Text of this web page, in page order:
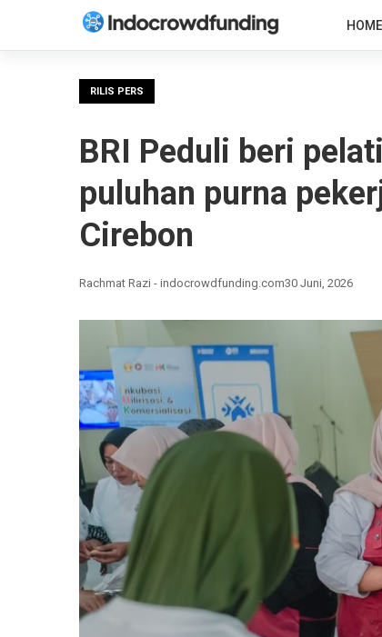
HOME
RILIS PERS
BRI Peduli beri
puluhan purna
Cirebon
Rachmat Razi - indocrowdfunding.com30 Juni, 2026